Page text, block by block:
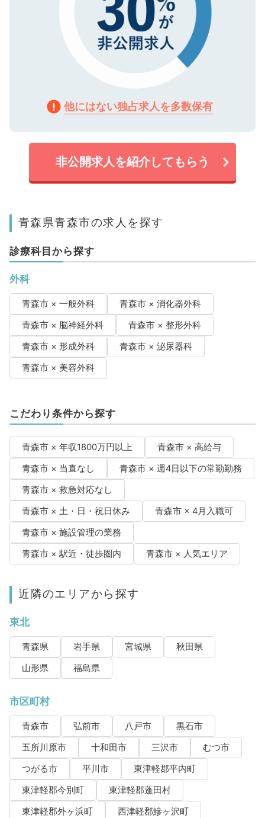
他にはない独占求人を多数保有
非公開求人を紹介してもらう
青森県青森市の求人を探す
診療科目から探す
外科
青森市 × 一般外科
青森市 × 消化器外科
青森市 × 脳神経外科
青森市 × 整形外科
青森市 × 形成外科
青森市 × 泌尿器科
青森市 × 美容外科
こだわり条件から探す
青森市 × 年収1800万円以上
青森市 × 高給与
青森市 × 当直なし
青森市 × 週4日以下の常勤勤務
青森市 × 救急対応なし
青森市 × 土・日・祝日休み
青森市 × 4月入職可
青森市 × 施設管理の業務
青森市 × 駅近・徒歩圏内
青森市 × 人気エリア
近隣のエリアから探す
東北
青森県 岩手県 宮城県
秋田県
山形県
福島県
市区町村
青森市 弘前市 八戸市
黒石市
五所川原市
十和田市 三沢市
むつ市
つがる市
平川市
東津軽郡平内町
東津軽郡今別町
東津軽郡蓬田村
東津軽郡外ヶ浜町
西津軽郡鰺ヶ沢町